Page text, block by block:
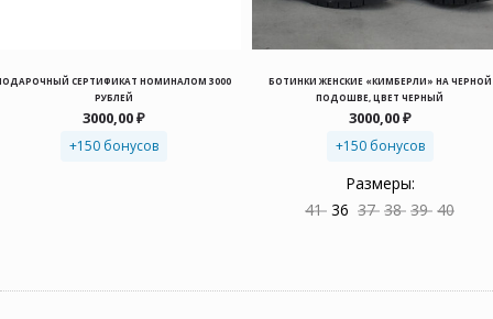
СЕРТИФИКАТ НОМИНАЛОМ 3000
РУБЛЕЙ
3000,00₽
+150 бонусов
БОТИНКИ ЖЕНСКИЕ «КИМБЕРЛИ» НА ЧЕРНОЙ
ПОДОШВЕ, ЦВЕТ ЧЕРНЫЙ
3000,00₽
+150 бонусов
Размеры:
41 36 37 38 39 40